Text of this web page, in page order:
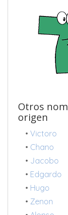
Otros
origen
• Victoro
• Chano
• Jacobo
• Edgardo
• Hugo
• Zenon